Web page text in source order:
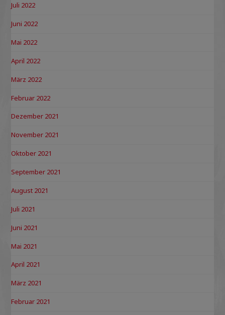
Juli 2022
Juni 2022
Mai 2022
April 2022
März 2022
Februar 2022
Dezember 2021
November 2021
Oktober 2021
September 2021
August 2021
Juli 2021
Juni 2021
Mai 2021
April 2021
März 2021
Februar 2021